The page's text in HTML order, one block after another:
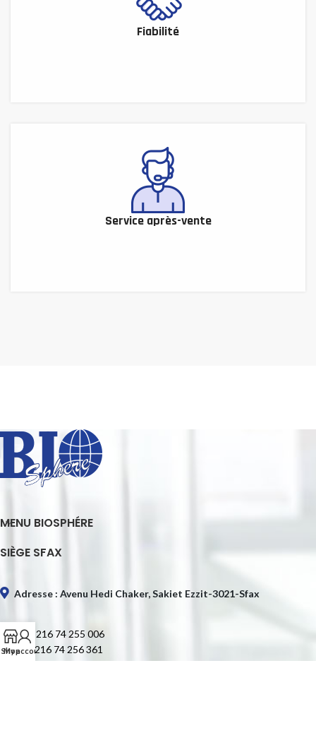
Fiabilité
Service après-vente
MENU BIOSPHÉRE
SIÈGE SFAX
Adresse : Avenu Hedi Chaker, Sakiet Ezzit-3021-Sfax
Tél. : +216 74 255 006
Fax : +216 74 256 361
Shop
My account